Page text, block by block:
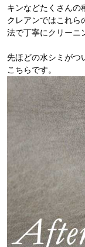
キンなどたくさんの
クレアンではこれら
法で丁寧にクリーニ
先ほどの水シミがつ
こちらです。